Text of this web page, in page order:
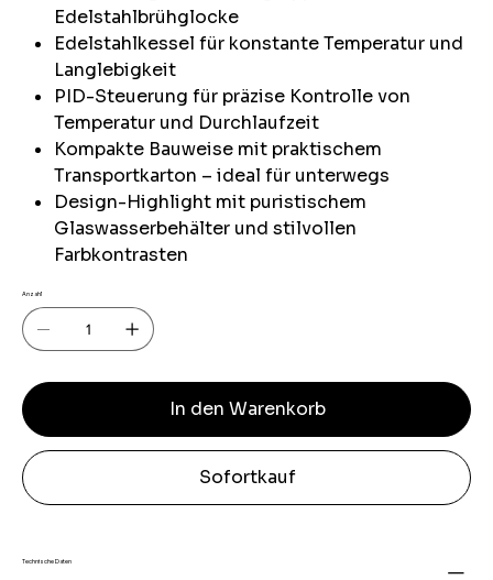
Edelstahlbrühglocke
Edelstahlkessel für konstante Temperatur und
Langlebigkeit
PID-Steuerung für präzise Kontrolle von
Temperatur und Durchlaufzeit
Kompakte Bauweise mit praktischem
Transportkarton – ideal für unterwegs
Design-Highlight mit puristischem
Glaswasserbehälter und stilvollen
Farbkontrasten
Anzahl
In den Warenkorb
Sofortkauf
Technische Daten